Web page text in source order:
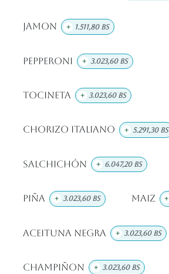
Jamon + 1.511,80Bs
Pepperoni + 3.023,60Bs
Tocineta + 3.023,60Bs
Chorizo Italiano + 5.291,30Bs
Salchichón + 6.047,20Bs
Piña + 3.023,60Bs Maiz +
Aceituna Negra + 3.023,60Bs
Champiñon + 3.023,60Bs